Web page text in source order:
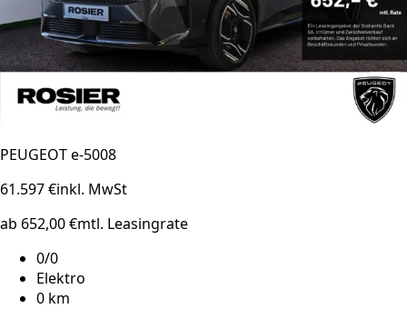
PEUGEOT e-5008
61.597 €inkl. MwSt
ab 652,00 €mtl. Leasingrate
0/0
Elektro
0 km